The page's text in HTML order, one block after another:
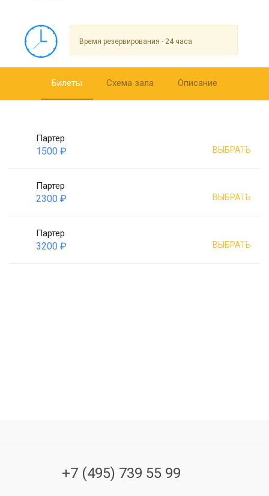
Время резервирования - 24 часа
Билеты Схема зала Описание
Партер
1500 ₽ ВЫБРАТЬ
Партер
2300 ₽ ВЫБРАТЬ
Партер
3200 ₽ ВЫБРАТЬ
+7 (495) 739 55 99